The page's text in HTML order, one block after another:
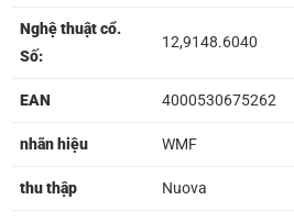
Nghệ thuật cổ.
Số:
12,9148.6040
EAN 4000530675262
nhãn hiệu WMF
thu thập Nuova